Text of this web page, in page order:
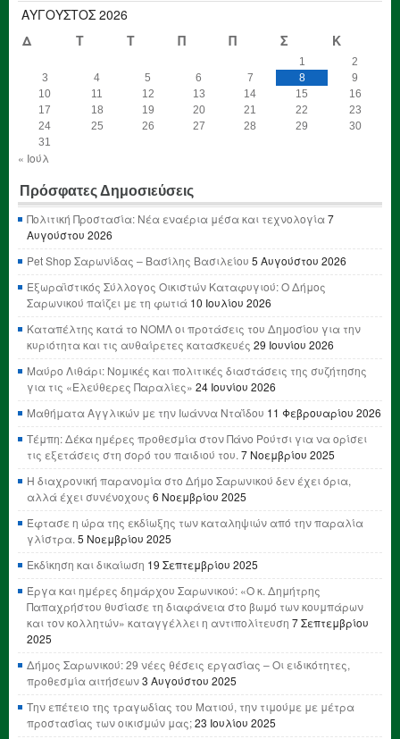
ΑΎΓΟΥΣΤΟΣ 2026
Δ
Τ Τ Π Π Σ Κ
1
2
3
4 5 6 7 8
9
10
11 12 13 14 15
16
17
18 19 20 21 22
23
24
25 26 27 28 29
30
31
« Ιούλ
Πρόσφατες Δημοσιεύσεις
Πολιτική Προστασία: Νέα εναέρια μέσα και τεχνολογία7
Αυγούστου 2026
Pet Shop Σαρωνίδας – Βασίλης Βασιλείου 5 Αυγούστου 2026
Εξωραϊστικός Σύλλογος Οικιστών Καταφυγιού: Ο Δήμος
Σαρωνικού παίζει με τη φωτιά 10 Ιουλίου 2026
Καταπέλτης κατά το ΝΟΜΛ οι προτάσεις του Δημοσίου για την
κυριότητα και τις αυθαίρετες κατασκευές 29 Ιουνίου 2026
Μαύρο Λιθάρι: Νομικές και πολιτικές διαστάσεις της συζήτησης
για τις «Ελεύθερες Παραλίες» 24 Ιουνίου 2026
Μαθήματα Αγγλικών με την Ιωάννα Νταΐδου 11 Φεβρουαρίου 2026
Τέμπη: Δέκα ημέρες προθεσμία στον Πάνο Ρούτσι για να ορίσει
τις εξετάσεις στη σορό του παιδιού του. 7 Νοεμβρίου 2025
Η διαχρονική παρανομία στο Δήμο Σαρωνικού δεν έχει όρια,
αλλά έχει συνένοχους 6 Νοεμβρίου 2025
Έφτασε η ώρα της εκδίωξης των καταληψιών από την παραλία
γλίστρα. 5 Νοεμβρίου 2025
Εκδίκηση και δικαίωση 19 Σεπτεμβρίου 2025
Έργα και ημέρες δημάρχου Σαρωνικού: «Ο κ. Δημήτρης
Παπαχρήστου θυσίασε τη διαφάνεια στο βωμό των κουμπάρων
και τον κολλητών» καταγγέλλει η αντιπολίτευση 7 Σεπτεμβρίου
2025
Δήμος Σαρωνικού: 29 νέες θέσεις εργασίας – Οι ειδικότητες,
προθεσμία αιτήσεων3 Αυγούστου 2025
Την επέτειο της τραγωδίας του Ματιού, την τιμούμε με μέτρα
προστασίας των οικισμών μας;23 Ιουλίου 2025